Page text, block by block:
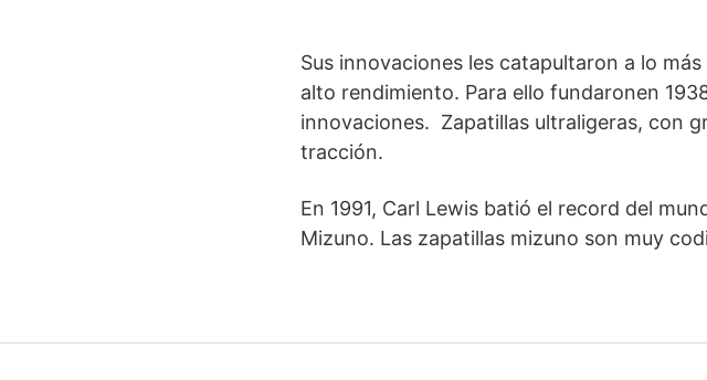
Sus innovaciones les catapultaron a lo
alto rendimiento. Para ello fundaronen
innovaciones. Zapatillas ultraligeras, con
tracción.
En 1991, Carl Lewis batió el record del
Mizuno. Las zapatillas mizuno son muy